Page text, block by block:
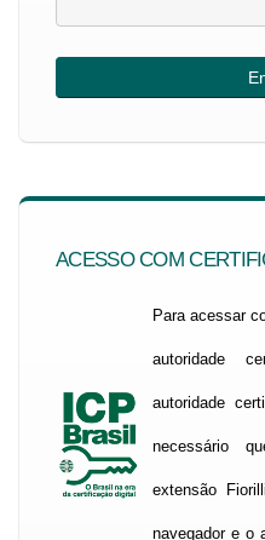
ACESSO COM
Para acessar
autoridade
autoridade
necessário
extensão
navegador e o